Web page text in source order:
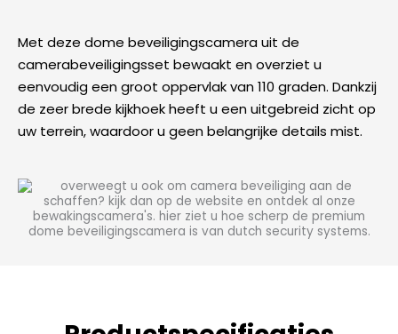
Met deze dome beveiligingscamera uit de
camerabeveiligingsset bewaakt en overziet u
eenvoudig een groot oppervlak van 110 graden. Dankzij
de zeer brede kijkhoek heeft u een uitgebreid zicht op
uw terrein, waardoor u geen belangrijke details mist.